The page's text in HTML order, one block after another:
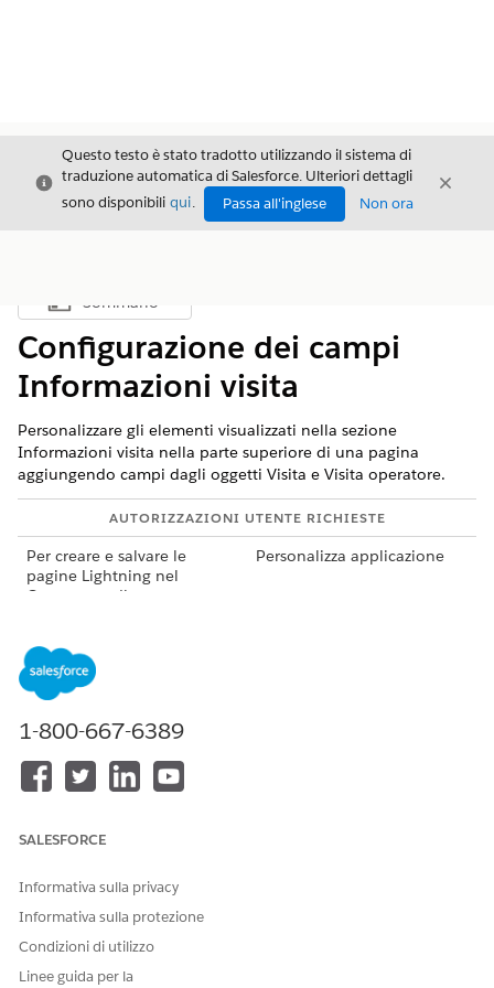
Chiudi
Questo testo è stato tradotto utilizzando il sistema di
traduzione automatica di Salesforce. Ulteriori dettagli
sono disponibili qui. Passa all'inglese Non ora
Chiudi
Mostra sommario
Sommario
Configurazione dei campi
Informazioni visita
Personalizzare gli elementi visualizzati nella sezione
Informazioni visita nella parte superiore di una pagina
aggiungendo campi dagli oggetti Visita e Visita operatore.
AUTORIZZAZIONI UTENTE RICHIESTE
Per creare e salvare le
pagine Lightning nel
Generatore di app
Personalizza applicazione
vengono visualizzati nella versione Web della pagina
Partecipazione alla visita. Per visualizzare i campi
nell'oggetto Visita operatore e aggiungerli al layout di
Da Imposta, aprire il Gestore oggetti.
Selezionare l'oggetto Visita e aprire Layout di pagina.
Modificare il layout assegnato agli utenti sul campo.
1-800-667-6389
SALESFORCE
Informativa sulla privacy
Informativa sulla protezione
Condizioni di utilizzo
Linee guida per la